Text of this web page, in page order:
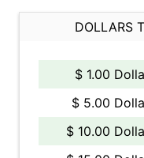
DOLLARS
$ 1.00
$ 5.00
$ 10.00